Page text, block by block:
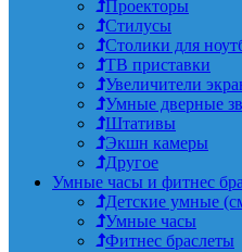
Проекторы
Стилусы
Столики для
ТВ приставки
Увеличители
Умные дверные
Штативы
Экшн камеры
Другое
Умные часы и фитнес
Детские умные
Умные часы
Фитнес браслеты